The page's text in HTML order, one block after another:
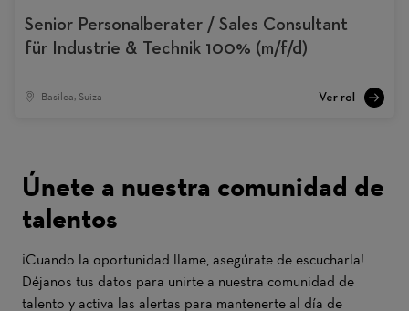
Senior Personalberater / Sales Consultant
für Industrie & Technik 100% (m/f/d)
Basilea, Suiza
Únete a nuestra comunidad de
talentos
¡Cuando la oportunidad llame, asegúrate de escucharla!
Déjanos tus datos para unirte a nuestra comunidad de
talento y activa las alertas para mantenerte al día de